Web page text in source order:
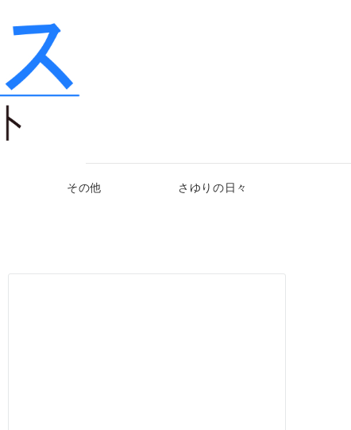
その他 さゆりの日々